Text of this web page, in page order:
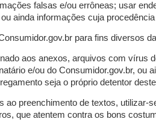
falsas e/ou errôneas; usar
ainda informações cuja
para fins diversos
aos anexos, arquivos com vírus
e/ou do Consumidor.gov.br, ou
seja o próprio detentor
ao preenchimento de textos,
que atentem contra os bons